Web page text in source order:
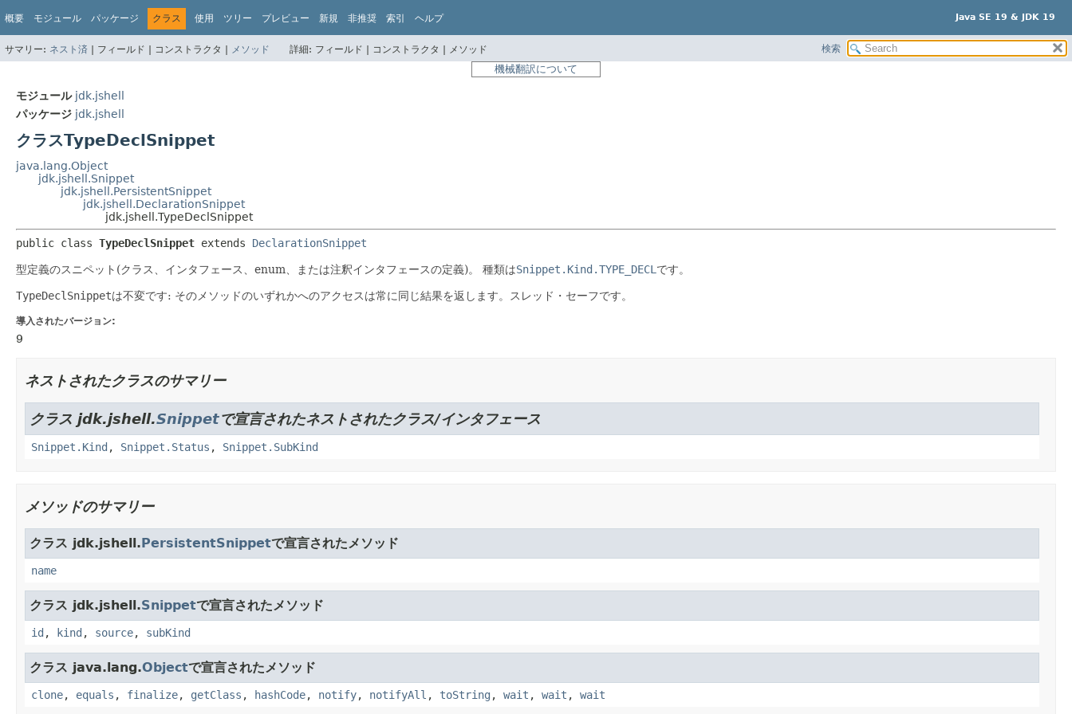
Java SE 19 & JDK 19
概要 モジュール パッケージ クラス 使用 ツリー プレビュー 新規 非推奨 索引 ヘルプ
サマリー: ネスト済 | フィールド | コンストラクタ | メソッド 詳細: フィールド | コンストラクタ | メソッド 検索
機械翻訳について
モジュール jdk.jshell
パッケージ jdk.jshell
クラスTypeDeclSnippet
java.lang.Object
jdk.jshell.Snippet
jdk.jshell.PersistentSnippet
jdk.jshell.DeclarationSnippet
jdk.jshell.TypeDeclSnippet
public class TypeDeclSnippet extends DeclarationSnippet
型定義のスニペット(クラス、インタフェース、enum、または注釈インタフェースの定義)。 種類はSnippet.Kind.TYPE_DECL です。
TypeDeclSnippetは不変です: そのメソッドのいずれかへのアクセスは常に同じ結果を返します。スレッド・セーフです。
導入されたバージョン:
9
ネストされたクラスのサマリー
クラス jdk.jshell.Snippetで宣言されたネストされたクラス/インタフェース
Snippet.Kind , Snippet.Status , Snippet.SubKind
メソッドのサマリー
クラス jdk.jshell.PersistentSnippetで宣言されたメソッド
name
クラス jdk.jshell.Snippetで宣言されたメソッド
id , kind , source, subKind
クラス java.lang.Objectで宣言されたメソッド
clone, equals , finalize, getClass , hashCode, notify, notifyAll , toString , wait , wait , wait